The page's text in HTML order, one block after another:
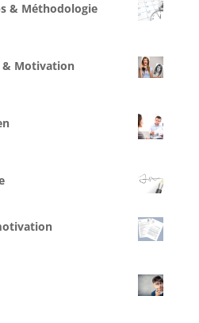
& Méthodologie
& Motivation